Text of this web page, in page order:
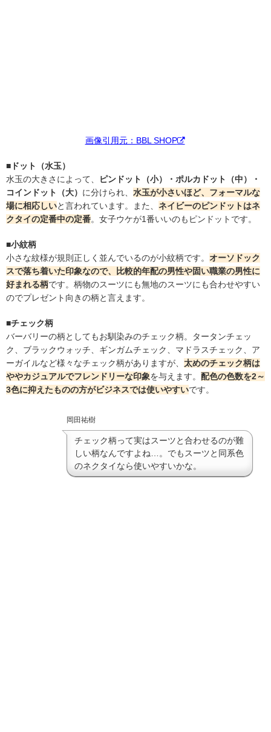
画像引用元：BBL SHOP
■ドット（水玉）
水玉の大きさによって、
ピンドット（小）・ポルカドット（中）・
コインドット（大） に分けられ、 水玉が小さいほど、フォーマルな
場に相応しいと言われています。また、 ネイビーのピンドットはネ
クタイの定番中の定番。女子ウケが1番いいのもピンドットです。
■小紋柄
小さな紋様が規則正しく並んでいるのが小紋柄です。 オーソドック
スで落ち着いた印象なので、比較的年配の男性や固い職業の男性に
好まれる柄です。柄物のスーツにも無地のスーツにも合わせやすい
のでプレゼント向きの柄と言えます。
■チェック柄
バーバリーの柄としてもお馴染みのチェック柄。タータンチェッ
ク、ブラックウォッチ、ギンガムチェック、マドラスチェック、ア
ーガイルなど様々なチェック柄がありますが、 太めのチェック柄は
ややカジュアルでフレンドリーな印象を与えます。 配色の色数を2～
3色に抑えたものの方がビジネスでは使いやすいです。
岡田祐樹
チェック柄って実はスーツと合わせるのが難
しい柄なんですよね…。でもスーツと同系色
のネクタイなら使いやすいかな。